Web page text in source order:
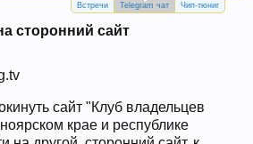
дизелей от
клуба:1.2. 3 4.5.6 .7.8.9.10.11
18.19.20. 21.22 .23.24.
Встречи Telegram чат Чип-тюниг
сторонний сайт
сайт "Клуб владельцев
крае и республике